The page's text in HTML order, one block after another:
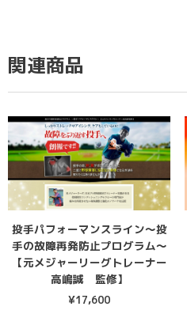
関連商品
投手パフォーマンスライン〜投
手の故障再発防止プログラム〜
【元メジャーリーグトレーナー
高嶋誠 監修】
¥17,600